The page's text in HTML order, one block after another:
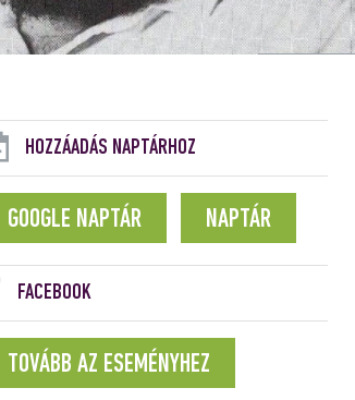
HOZZÁADÁS NAPTÁRHOZ
GOOGLE NAPTÁR NAPTÁR
FACEBOOK
TOVÁBB AZ ESEMÉNYHEZ